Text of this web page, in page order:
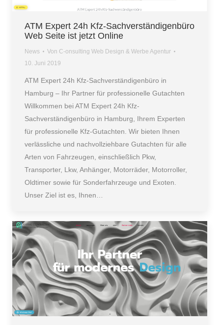
ATM Expert 24h Kfz-Sachverständigenbüro
Web Seite ist jetzt Online
News Von C-onsulting Web Design & Werbe Agentur
10. Juni 2019
ATM Expert 24h Kfz-Sachverständigenbüro in
Hamburg – Ihr Partner für professionelle Gutachten
Willkommen bei ATM Expert 24h Kfz-
Sachverständigenbüro in Hamburg, Ihrem Experten
für professionelle Kfz-Gutachten. Wir bieten Ihnen
verlässliche und nachvollziehbare Gutachten für alle
Arten von Fahrzeugen, einschließlich Pkw,
Transporter, Lkw, Anhänger, Motorräder, Motorroller,
Oldtimer sowie für Sonderfahrzeuge und Exoten.
Unser Ziel ist es, Ihnen…